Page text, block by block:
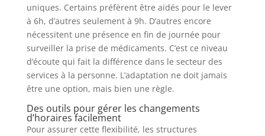
uniques. Certains préfèrent être aidés pour le lever
à 6h, d’autres seulement à 9h. D’autres encore
nécessitent une présence en fin de journée pour
surveiller la prise de médicaments. C’est ce niveau
d’écoute qui fait la différence dans le secteur des
services à la personne. L’adaptation ne doit jamais
être une option, mais bien une règle.
Des outils pour gérer les changements
d’horaires facilement
Pour assurer cette flexibilité, les structures